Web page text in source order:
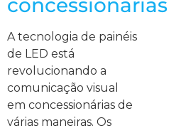
concessionárias
A tecnologia de painéis
de LED está
revolucionando a
comunicação visual
em concessionárias de
várias maneiras. Os